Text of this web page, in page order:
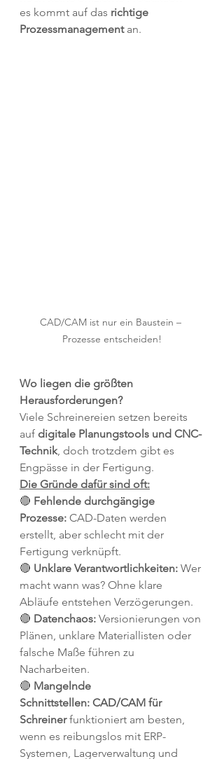
es kommt auf das richtige
Prozessmanagement an.
CAD/CAM ist nur ein Baustein –
Prozesse entscheiden!
Wo liegen die größten
Herausforderungen?
Viele Schreinereien setzen bereits
auf digitale Planungstools und CNC-
Technik, doch trotzdem gibt es
Engpässe in der Fertigung.
Die Gründe dafür sind oft:
🔴 Fehlende durchgängige
Prozesse: CAD-Daten werden
erstellt, aber schlecht mit der
Fertigung verknüpft.
🔴 Unklare Verantwortlichkeiten: Wer
macht wann was? Ohne klare
Abläufe entstehen Verzögerungen.
🔴 Datenchaos: Versionierungen von
Plänen, unklare Materiallisten oder
falsche Maße führen zu
Nacharbeiten.
🔴 Mangelnde
Schnittstellen: CAD/CAM für
Schreiner funktioniert am besten,
wenn es reibungslos mit ERP-
Systemen, Lagerverwaltung und